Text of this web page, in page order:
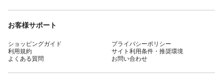
お客様サポート
ショッピングガイド
利用規約
よくある質問
プライバシーポリシー
サイト利用条件・推奨環境
お問い合わせ